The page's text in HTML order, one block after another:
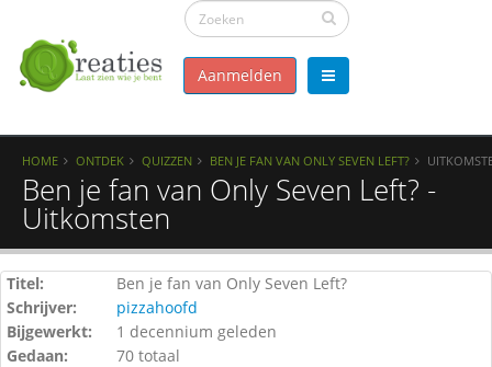
Aanmelden
HOME ONTDEK QUIZZEN BEN JE FAN VAN ONLY SEVEN LEFT?
Ben je fan van Only Seven Left? -
Uitkomsten
Titel:
Ben je fan van Only Seven Left?
Schrijver:
pizzahoofd
Bijgewerkt:
1 decennium geleden
Gedaan:
70 totaal